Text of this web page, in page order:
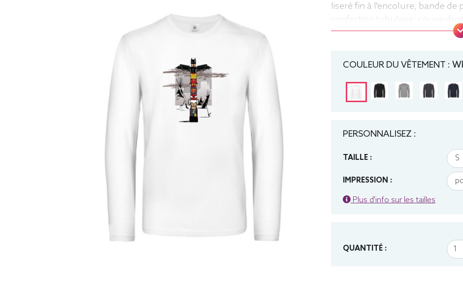
liseré fin à l'encolure, bande de
confection tubulaire, coupe
Homme, Col rond, B&C
COULEUR DU VÊTEMENT :
PERSONNALISEZ :
TAILLE :
IMPRESSION :
Plus d'info sur les tailles
QUANTITÉ :